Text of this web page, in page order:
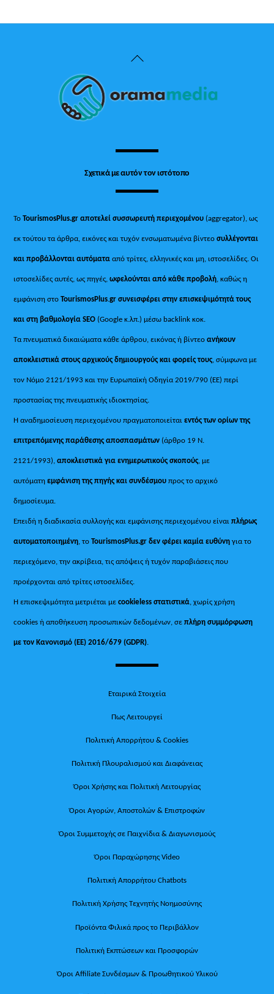
Back
Top
Σχετικά με αυτόν τον ιστότοπο
ΤοTourismosPlus.gr αποτελεί συσσωρευτή περιεχομένου (aggregator), ως
εκ τούτου τα άρθρα, εικόνες και τυχόν ενσωματωμένα βίντεοσυλλέγονται
και προβάλλονται αυτόματααπό τρίτες, ελληνικές και μη, ιστοσελίδες. Οι
ιστοσελίδες αυτές, ως πηγές,ωφελούνται από κάθε προβολή , καθώς η
εμφάνιση στοTourismosPlus.gr συνεισφέρει στην επισκεψιμότητά τους
και στη βαθμολογία SEO (Google κ.λπ.) μέσω backlink κοκ.
Τα πνευματικά δικαιώματα κάθε άρθρου, εικόνας ή βίντεοανήκουν
αποκλειστικά στους αρχικούς δημιουργούς και φορείς τους , σύμφωνα με
τον Νόμο 2121/1993 και την Ευρωπαϊκή Οδηγία 2019/790 (ΕΕ) περί
προστασίας της πνευματικής ιδιοκτησίας.
Η αναδημοσίευση περιεχομένου πραγματοποιείταιεντός των ορίων της
επιτρεπόμενης παράθεσης αποσπασμάτων (άρθρο 19 Ν.
2121/1993), αποκλειστικά για ενημερωτικούς σκοπούς , με
αυτόματηεμφάνιση της πηγής και συνδέσμου προς το αρχικό
δημοσίευμα.
Επειδή η διαδικασία συλλογής και εμφάνισης περιεχομένου είναιπλήρως
αυτοματοποιημένη , τοTourismosPlus.gr δεν φέρει καμία ευθύνη για το
περιεχόμενο, την ακρίβεια, τις απόψεις ή τυχόν παραβιάσεις που
προέρχονται από τρίτες ιστοσελίδες.
Η επισκεψιμότητα μετριέται μεcookieless στατιστικά , χωρίς χρήση
cookies ή αποθήκευση προσωπικών δεδομένων, σεπλήρη συμμόρφωση
με τον Κανονισμό (ΕΕ) 2016/679 (GDPR).
Εταιρικά Στοιχεία
Πως Λειτουργεί
Πολιτική Απορρήτου & Cookies
Πολιτική Πλουραλισμού και Διαφάνειας
Όροι Χρήσης και Πολιτική Λειτουργίας
Όροι Αγορών, Αποστολών & Επιστροφών
Όροι Συμμετοχής σε Παιχνίδια & Διαγωνισμούς
Όροι Παραχώρησης Video
Πολιτική Απορρήτου Chatbots
Πολιτική Χρήσης Τεχνητής Νοημοσύνης
Προϊόντα Φιλικά προς το Περιβάλλον
Πολιτική Εκπτώσεων και Προσφορών
Όροι Affiliate Συνδέσμων & Προωθητικού Υλικού